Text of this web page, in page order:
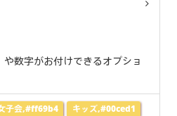
数字がお付けできるオプショ
子会,#ff69b4 キッズ,#00ced1